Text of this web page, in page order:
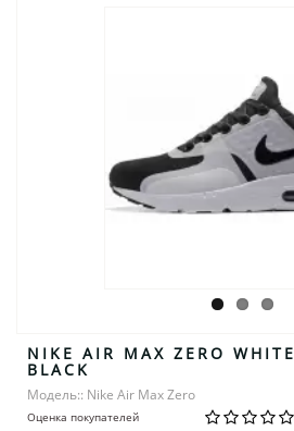
NIKE AIR MAX ZERO WHITE
BLACK
Модель:: Nike Air Max Zero
Оценка покупателей